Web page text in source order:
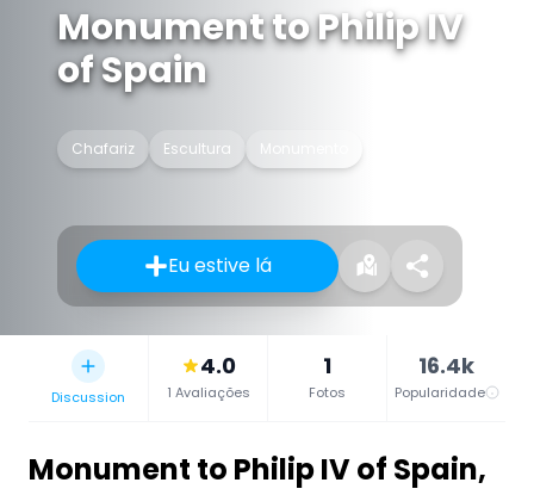
Monument to Philip IV
of Spain
Chafariz Escultura Monumento
Eu estive lá
Discussion
4.0
1 Avaliações
1
Fotos
16.4k
Popularidade
Monument to Philip IV of Spain,